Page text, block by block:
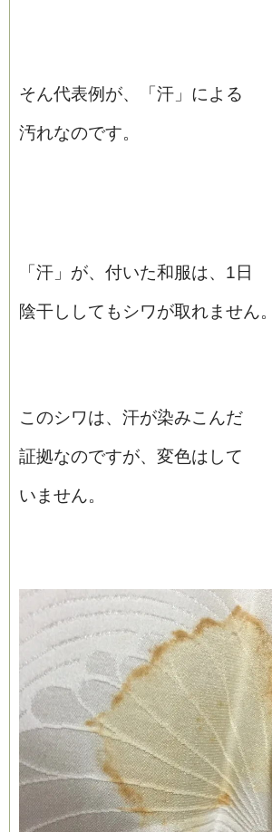
そん代表例が、「汗」による
汚れなのです。
「汗」が、付いた和服は、1日
陰干ししてもシワが取れません。
このシワは、汗が染みこんだ
証拠なのですが、変色はして
いません。